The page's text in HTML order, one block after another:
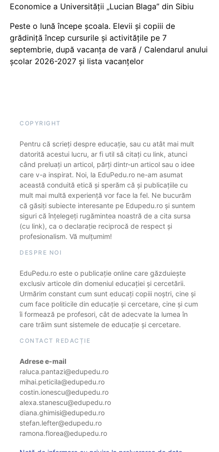
Economice a Universității „Lucian Blaga” din Sibiu
Peste o lună începe școala. Elevii și copiii de
grădiniță încep cursurile și activitățile pe 7
septembrie, după vacanța de vară / Calendarul anului
școlar 2026-2027 și lista vacanțelor
COPYRIGHT
Pentru că scrieți despre educație, sau cu atât mai mult
datorită acestui lucru, ar fi util să citați cu link, atunci
când preluați un articol, părți dintr-un articol sau o idee
care v-a inspirat. Noi, la EduPedu.ro ne-am asumat
această conduită etică și sperăm că și publicațiile cu
mult mai multă experiență vor face la fel. Ne bucurăm
că găsiți subiecte interesante pe Edupedu.ro și suntem
siguri că înțelegeți rugămintea noastră de a cita sursa
(cu link), ca o declarație reciprocă de respect și
profesionalism. Vă mulțumim!
DESPRE NOI
EduPedu.ro este o publicație online care găzduiește
exclusiv articole din domeniul educației și cercetării.
Urmărim constant cum sunt educați copiii noștri, cine și
cum face politicile din educație și cercetare, cine și cum
îi formează pe profesori, cât de adecvate la lumea în
care trăim sunt sistemele de educație și cercetare.
CONTACT REDACȚIE
Adrese e-mail
raluca.pantazi@edupedu.ro
mihai.peticila@edupedu.ro
costin.ionescu@edupedu.ro
alexa.stanescu@edupedu.ro
diana.ghimisi@edupedu.ro
stefan.lefter@edupedu.ro
ramona.florea@edupedu.ro